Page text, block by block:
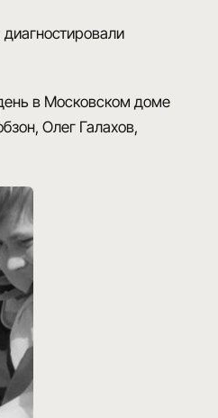
в Московском доме
Олег Галахов,